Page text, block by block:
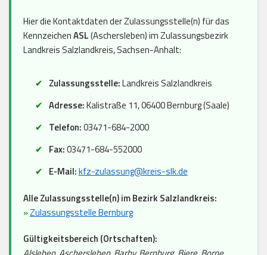
Hier die Kontaktdaten der Zulassungsstelle(n) für das
KennzeichenASL(Aschersleben) im Zulassungsbezirk
Landkreis Salzlandkreis, Sachsen-Anhalt:
Zulassungsstelle:Landkreis Salzlandkreis
Adresse:Kalistraße 11, 06400 Bernburg (Saale)
Telefon:03471-684-2000
Fax:03471-684-552000
E-Mail:kfz-zulassung@kreis-slk.de
Alle Zulassungsstelle(n) im Bezirk Salzlandkreis:
»Zulassungsstelle Bernburg
Gültigkeitsbereich (Ortschaften):